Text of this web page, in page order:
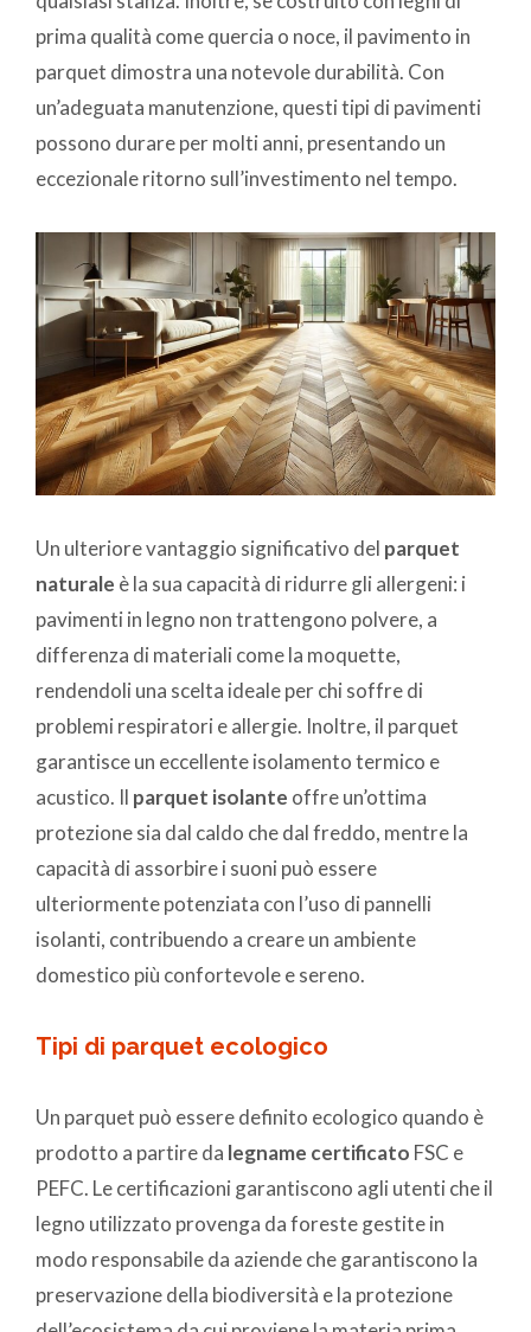
prima qualità come quercia o noce, il pavimento in
parquet dimostra una notevole durabilità. Con
un’adeguata manutenzione, questi tipi di pavimenti
possono durare per molti anni, presentando un
eccezionale ritorno sull’investimento nel tempo.
Un ulteriore vantaggio significativo del parquet
naturale è la sua capacità di ridurre gli allergeni: i
pavimenti in legno non trattengono polvere, a
differenza di materiali come la moquette,
rendendoli una scelta ideale per chi soffre di
problemi respiratori e allergie. Inoltre, il parquet
garantisce un eccellente isolamento termico e
acustico. Il parquet isolante offre un’ottima
protezione sia dal caldo che dal freddo, mentre la
capacità di assorbire i suoni può essere
ulteriormente potenziata con l’uso di pannelli
isolanti, contribuendo a creare un ambiente
domestico più confortevole e sereno.
Tipi di parquet ecologico
Un parquet può essere definito ecologico quando è
prodotto a partire da legname certificato FSC e
PEFC. Le certificazioni garantiscono agli utenti che il
legno utilizzato provenga da foreste gestite in
modo responsabile da aziende che garantiscono la
preservazione della biodiversità e la protezione